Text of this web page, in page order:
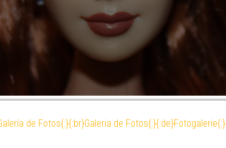
de Fotos{:}{:br}Galeria de Fotos{:}{:de}Fotogalerie{:}